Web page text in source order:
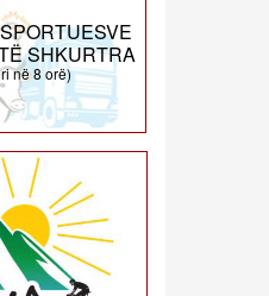
SHKURTRA
në 8 orë)